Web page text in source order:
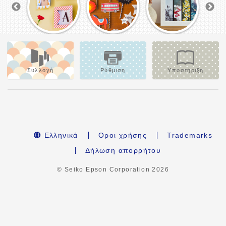
Συλλογή Ρύθμιση Υποστήριξη
Ελληνικά Οροι χρήσης
Trademarks
Δήλωση απορρήτου
© Seiko Epson Corporation2026